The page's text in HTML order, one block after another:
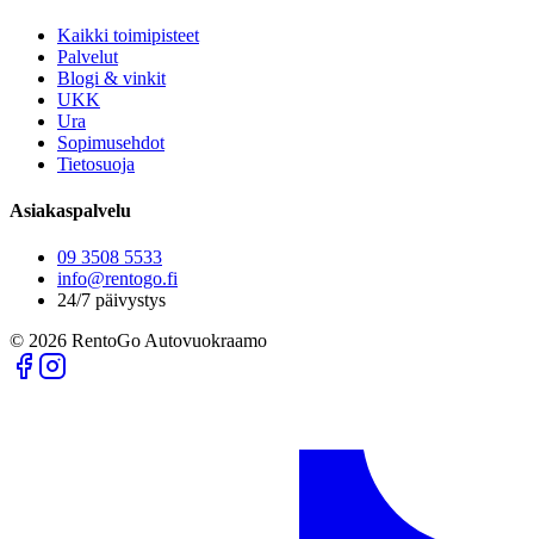
Kaikki toimipisteet
Palvelut
Blogi & vinkit
UKK
Ura
Sopimusehdot
Tietosuoja
Asiakaspalvelu
09 3508 5533
info@rentogo.fi
24/7 päivystys
© 2026 RentoGo Autovuokraamo